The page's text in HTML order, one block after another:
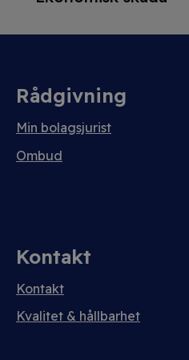
Rådgivning
Min bolagsjurist
Ombud
Kontakt
Kontakt
Kvalitet & hållbarhet